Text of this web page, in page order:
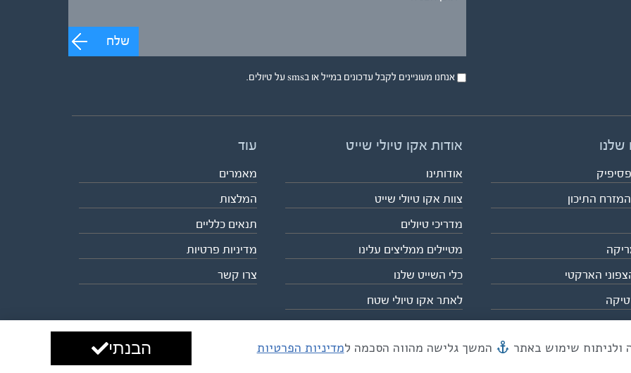
שלח
אנחנו מעוניינים לקבל עדכונים במייל או בsms על טיולים.
שלנו
התיכון
הארקטי
אודות אקו טיולי שייט
אודותינו
צוות אקו טיולי שייט
מדריכי טיולים
מטיילים ממליצים עלינו
כלי השייט שלנו
לאתר אקו טיולי שטח
עוד
מאמרים
המלצות
תנאים כלליים
מדיניות פרטיות
צרו קשר
מייל mail@eco.co.il | כתובתנו המסגר 55, תל אביב עיצוב ופיתוח: ביבר גלובל
המשך גלישה מהווה הסכמה למדיניות הפרטיות הבנתי